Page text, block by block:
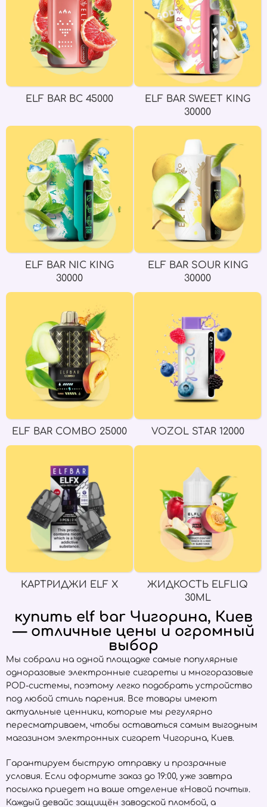
ELF BAR BC 45000
ELF BAR SWEET KING
30000
ELF BAR NIC KING
30000
ELF BAR SOUR KING
30000
ELF BAR COMBO 25000 VOZOL STAR 12000
КАРТРИДЖИ ELF X
ЖИДКОСТЬ ELFLIQ
30ML
купить elf bar Чигорина, Киев
— отличные цены и огромный
выбор
Мы собрали на одной площадке самые популярные
одноразовые электронные сигареты и многоразовые
POD-системы, поэтому легко подобрать устройство
под любой стиль парения. Все товары имеют
актуальные ценники, которые мы регулярно
пересматриваем, чтобы оставаться самым выгодным
магазином электронных сигарет Чигорина, Киев.
Гарантируем быструю отправку и прозрачные
условия. Если оформите заказ до 19:00, уже завтра
посылка приедет на ваше отделение «Новой почты».
Каждый девайс защищён заводской пломбой, а